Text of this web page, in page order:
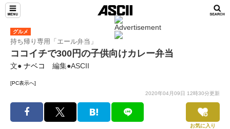
グルメ
持ち帰り専用「エール弁当」
ココイチで300円の子供向けカレー弁当
文● ナベコ 編集●ASCII
[PC表示へ]
2020年04月09日 12時30分更新
お気に入り